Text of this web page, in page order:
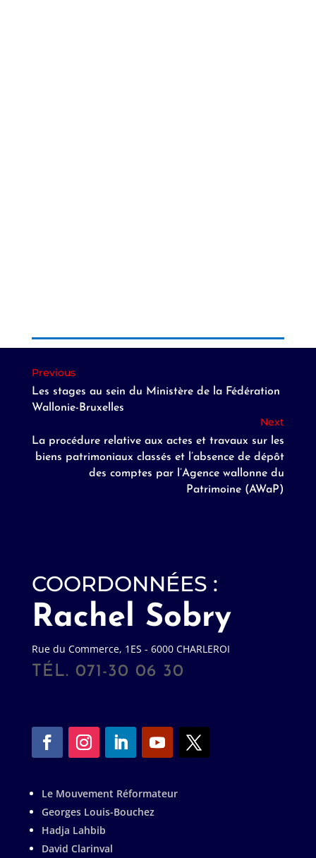
Les stages au sein du Ministère de la Fédération
Wallonie-Bruxelles
La procédure relative aux actes et travaux sur les
biens patrimoniaux classés et l’absence de dépôt
des comptes par l’Agence wallonne du
Patrimoine (AWaP)
COORDONNÉES :
Rachel Sobry
Rue du Commerce, 1ES - 6000 CHARLEROI
TÉL. 071-30 06 30
Le Mouvement Réformateur
Georges Louis-Bouchez
Hadja Lahbib
David Clarinval